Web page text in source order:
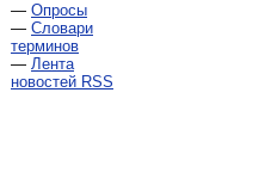
— Опросы
— Словари
терминов
— Лента
новостей RSS